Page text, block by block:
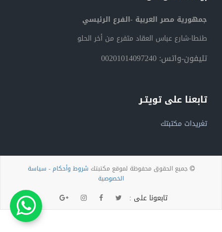
جمهورية مصر العربية -الفرع الرئيسي
طنطا-شارع عباس العقاد متفرع من أخر الحلو
تليفون-واتس: 00201014097240
تابعنا على تويتـر
تغريدات مكتبتك
جميع الحقوق محفوظة لموقع مكتبتك شروط وأحكام- سياسة
الخصوصية
تابعونا على :